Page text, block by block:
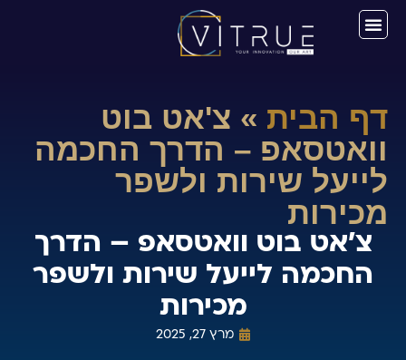
דף הבית » צ'אט בוט
וואטסאפ – הדרך החכמה
לייעל שירות ולשפר
מכירות
צ'אט בוט וואטסאפ – הדרך
החכמה לייעל שירות ולשפר
מכירות
מרץ 27, 2025